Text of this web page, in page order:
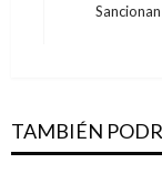
TAMBIÉN
información
Ariel Cabrera